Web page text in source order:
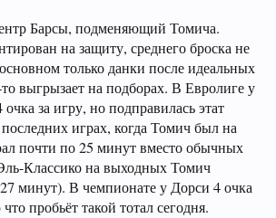
Барсы, подменяющий Томича.
на защиту, среднего броска не
только данки после идеальных
выгрызает на подборах. В Евролиге у
за игру, но подправилась этат
последних играх, когда Томич был на
почти по 25 минут вместо обычных
Классико на выходных Томич
минут). В чемпионате у Дорси 4 очка
пробьёт такой тотал сегодня.